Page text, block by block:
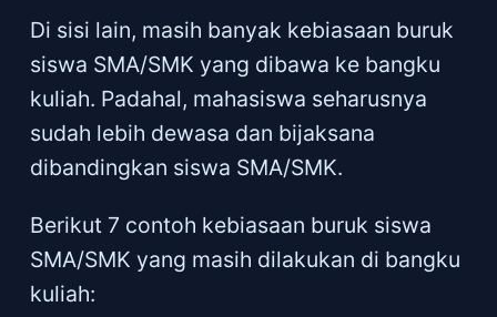
Di sisi lain, masih banyak kebiasaan buruk
siswa SMA/SMK yang dibawa ke bangku
kuliah. Padahal, mahasiswa seharusnya
sudah lebih dewasa dan bijaksana
dibandingkan siswa SMA/SMK.
Berikut 7 contoh kebiasaan buruk siswa
SMA/SMK yang masih dilakukan di bangku
kuliah: